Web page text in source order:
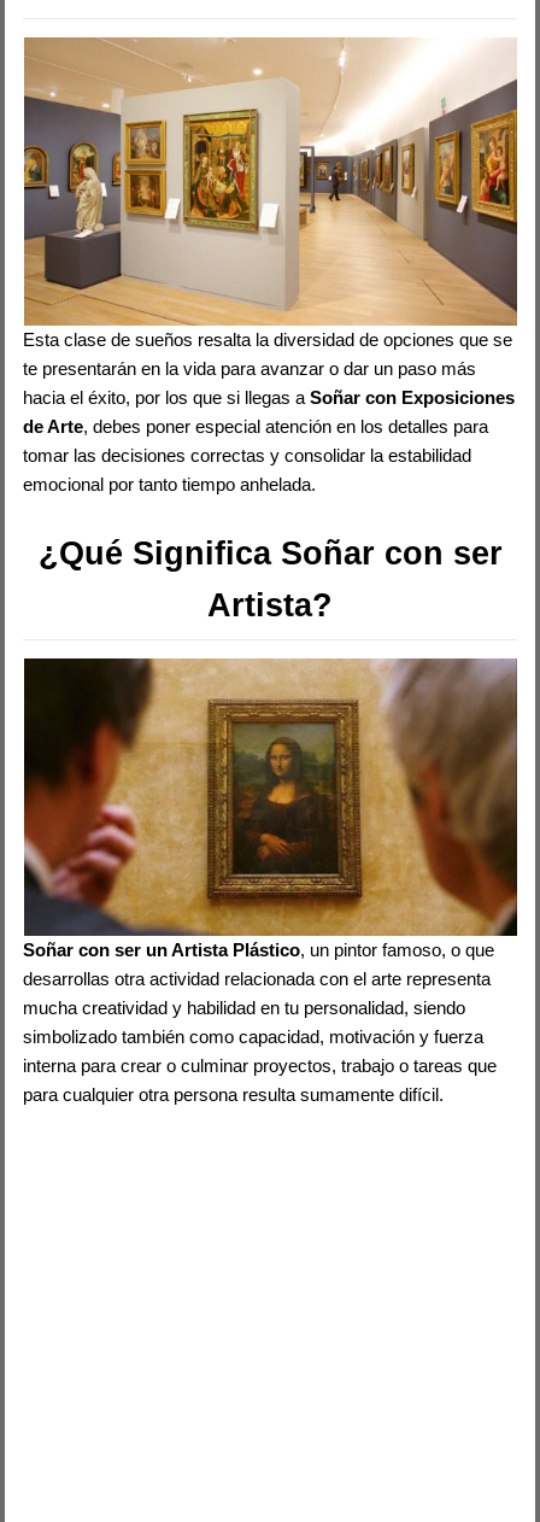
Esta clase de sueños resalta la diversidad de opciones que se
te presentarán en la vida para avanzar o dar un paso más
hacia el éxito, por los que si llegas aSoñar con Exposiciones
de Arte, debes poner especial atención en los detalles para
tomar las decisiones correctas y consolidar la estabilidad
emocional por tanto tiempo anhelada.
¿Qué Significa Soñar con ser
Artista?
Soñar con ser un Artista Plástico, un pintor famoso, o que
desarrollas otra actividad relacionada con el arte representa
mucha creatividad y habilidad en tu personalidad, siendo
simbolizado también como capacidad, motivación y fuerza
interna para crear o culminar proyectos, trabajo o tareas que
para cualquier otra persona resulta sumamente difícil.